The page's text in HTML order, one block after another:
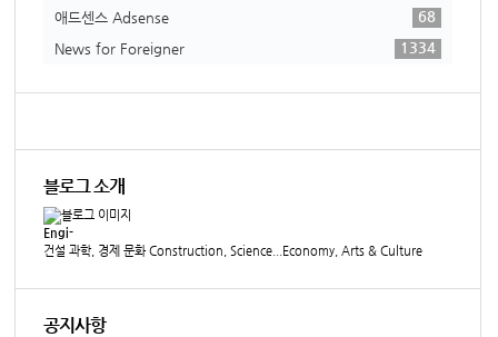
애드센스 Adsense
68
News for Foreigner
1334
블로그 소개
Engi-
건설 과학, 경제 문화 Construction, Science...Economy, Arts & Culture
공지사항